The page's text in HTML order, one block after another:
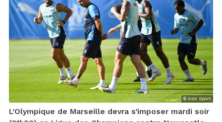
© Icon Sport
L’Olympique de Marseille devra s’imposer mardi soir